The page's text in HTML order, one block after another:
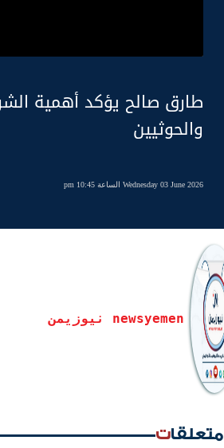
طارق صالح يؤكد أهمية
والحوثيين
Wednesday 03 June 2026 الساعة 10:45 pm
newsyemen نيوزيمن
متعلقات